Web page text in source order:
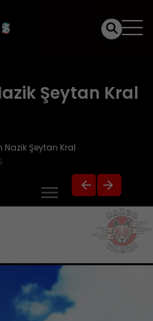
Şeytan Kral
Nazik Şeytan Kral